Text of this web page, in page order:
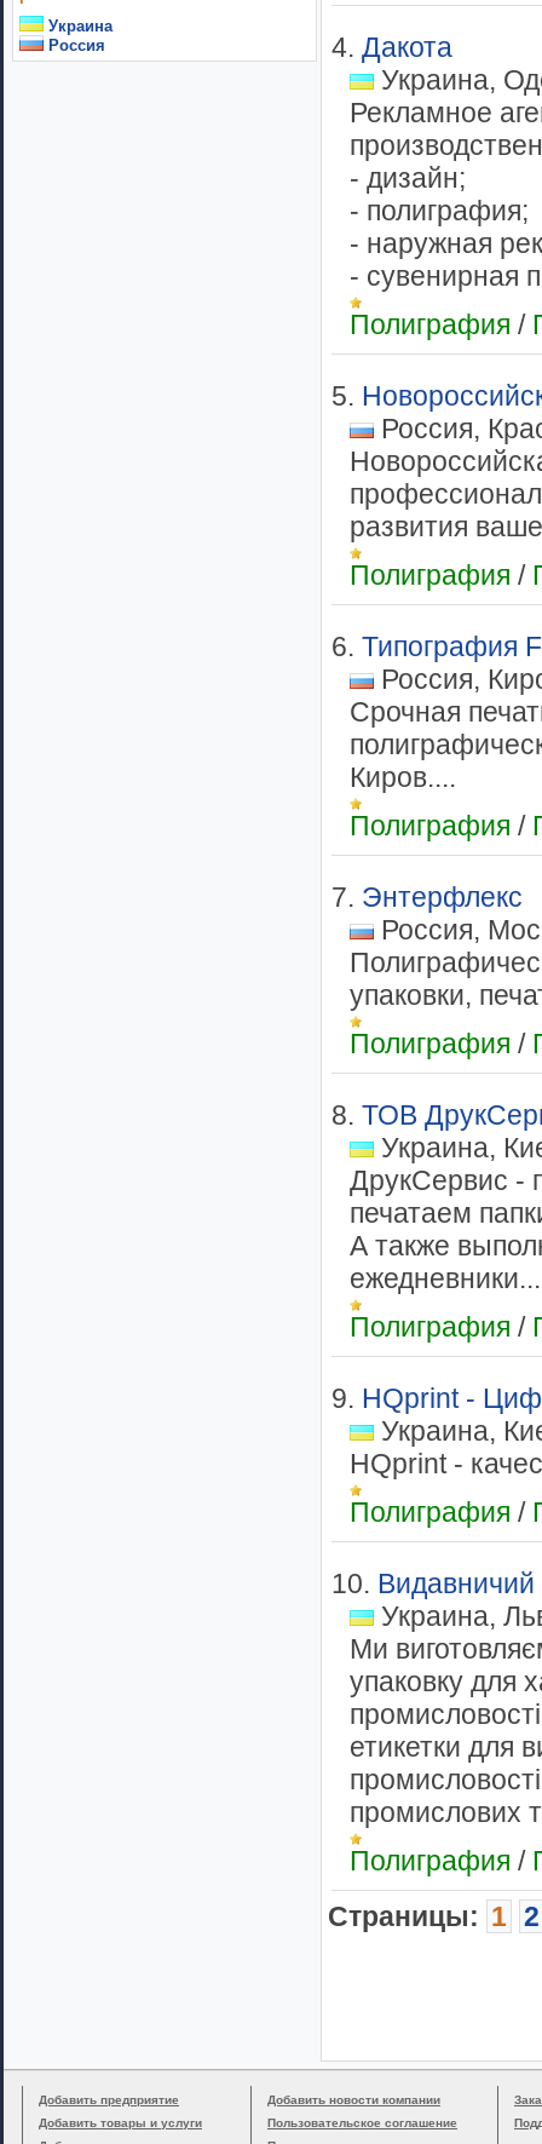
Украина
Россия
4. Дакота
Украина,
Рекламное
- дизайн;
- полиграфия;
- наружная
- сувенирная
Полиграфия /
5.
Россия,
развития
Полиграфия /
6. Типография
Россия,
Срочная
Киров....
Полиграфия /
7. Энтерфлекс
Россия,
упаковки,
Полиграфия /
8. ТОВ
Украина,
ДрукСервис -
печатаем
А также
Полиграфия /
9. HQprint -
Украина,
HQprint -
Полиграфия /
10. Видавничий
Украина,
Ми
упаковку для
етикетки для
промислових
Полиграфия /
Cтраницы: 1 2
Добавить предприятие
Добавить товары и услуги
Добавить новости компании
Пользовательское соглашение